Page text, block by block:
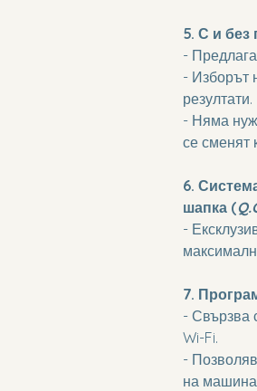
5. С и
-
- Изборът
резултати.
- Няма
се сменят
6.
шапка (
-
7.
- Свързва
Wi-Fi.
-
на